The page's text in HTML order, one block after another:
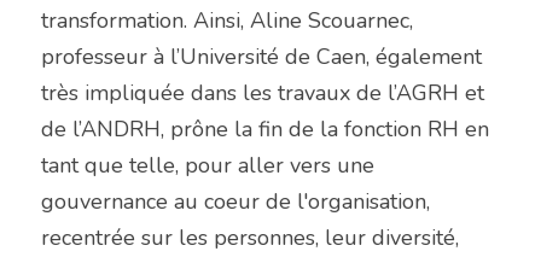
transformation. Ainsi, Aline Scouarnec,
professeur à l’Université de Caen, également
très impliquée dans les travaux de l’AGRH et
de l’ANDRH, prône la fin de la fonction RH en
tant que telle, pour aller vers une
gouvernance au coeur de l'organisation,
recentrée sur les personnes, leur diversité,